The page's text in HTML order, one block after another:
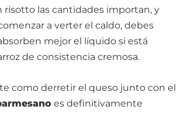
risotto las cantidades importan, y
a verter el caldo, debes
mejor el líquido si está
de consistencia cremosa.
como derretir el queso junto con el
es definitivamente